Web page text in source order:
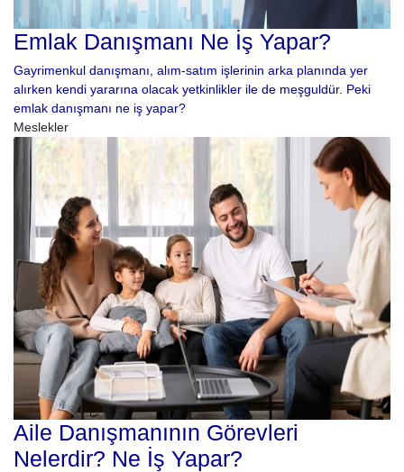
Emlak Danışmanı Ne İş Yapar?
Gayrimenkul danışmanı, alım-satım işlerinin arka planında yer
alırken kendi yararına olacak yetkinlikler ile de meşguldür. Peki
emlak danışmanı ne iş yapar?
Meslekler
Aile Danışmanının Görevleri
Nelerdir? Ne İş Yapar?